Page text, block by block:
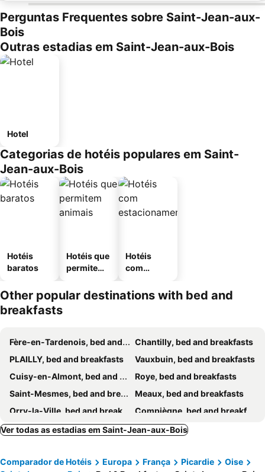
Perguntas Frequentes sobre Saint-Jean-aux-
Bois
Outras estadias em Saint-Jean-aux-Bois
Hotel
Categorias de hotéis populares em Saint-
Jean-aux-Bois
Hotéis
baratos
Hotéis que
permitem
Hotéis
com
mento
Other popular destinations with bed and
breakfasts
Fère-en-Tardenois, bed and breakfasts
Chantilly, bed and breakfasts
PLAILLY, bed and breakfasts
Vauxbuin, bed and breakfasts
Cuisy-en-Almont, bed and breakfasts
Roye, bed and breakfasts
Saint-Mesmes, bed and breakfasts
Meaux, bed and breakfasts
Orry-la-Ville, bed and breakfasts
Compiègne, bed and breakfasts
Venette, bed and breakfasts
Pernant, bed and breakfasts
Viry-Noureuil, bed and breakfasts
Vauxaillon, bed and breakfasts
Ver todas as estadias em Saint-Jean-aux-Bois
Comparador de Hotéis Europa França Picardie
Oise